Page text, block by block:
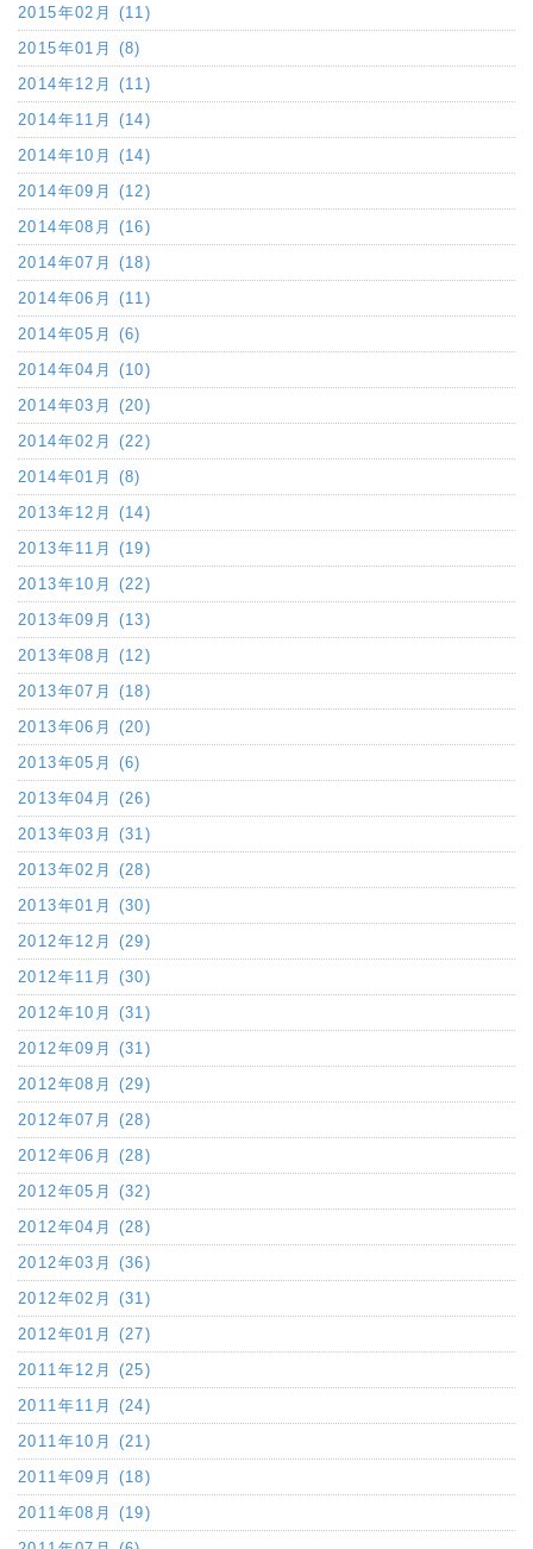
2015年02月 (11)
2015年01月 (8)
2014年12月 (11)
2014年11月 (14)
2014年10月 (14)
2014年09月 (12)
2014年08月 (16)
2014年07月 (18)
2014年06月 (11)
2014年05月 (6)
2014年04月 (10)
2014年03月 (20)
2014年02月 (22)
2014年01月 (8)
2013年12月 (14)
2013年11月 (19)
2013年10月 (22)
2013年09月 (13)
2013年08月 (12)
2013年07月 (18)
2013年06月 (20)
2013年05月 (6)
2013年04月 (26)
2013年03月 (31)
2013年02月 (28)
2013年01月 (30)
2012年12月 (29)
2012年11月 (30)
2012年10月 (31)
2012年09月 (31)
2012年08月 (29)
2012年07月 (28)
2012年06月 (28)
2012年05月 (32)
2012年04月 (28)
2012年03月 (36)
2012年02月 (31)
2012年01月 (27)
2011年12月 (25)
2011年11月 (24)
2011年10月 (21)
2011年09月 (18)
2011年08月 (19)